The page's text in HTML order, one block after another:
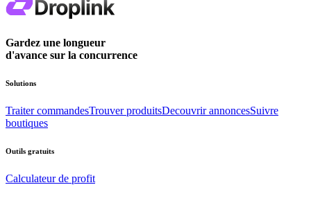
Gardez une longueur
d'avance sur la concurrence
Solutions
Traiter commandesTrouver produitsDecouvrir annoncesSuivre
boutiques
Outils gratuits
Calculateur de profit